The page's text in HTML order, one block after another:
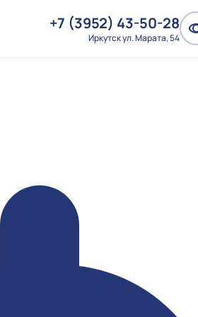
+7 (3952) 43-50-28
Иркутск ул. Марата, 54